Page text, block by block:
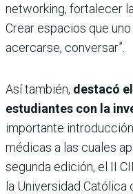
networking, fortalecer
Crear espacios que
acercarse, conversar”.
Así también, destacó
estudiantes con la
importante
médicas a las cuales
segunda edición, el II
la Universidad Católica